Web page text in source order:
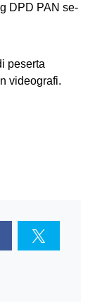
DPD PAN se-
peserta
videografi.